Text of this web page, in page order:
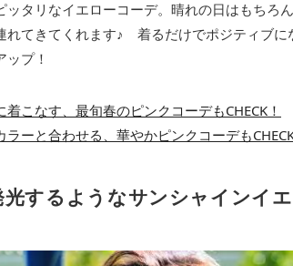
ッタリなイエローコーデ。晴れの日はもちろ
れてきてくれます♪ 着るだけでポジティブに
ップ！
着こなす、最旬春のピンクコーデもCHECK！
ラーと合わせる、華やかピンクコーデも
するようなサンシャインイ